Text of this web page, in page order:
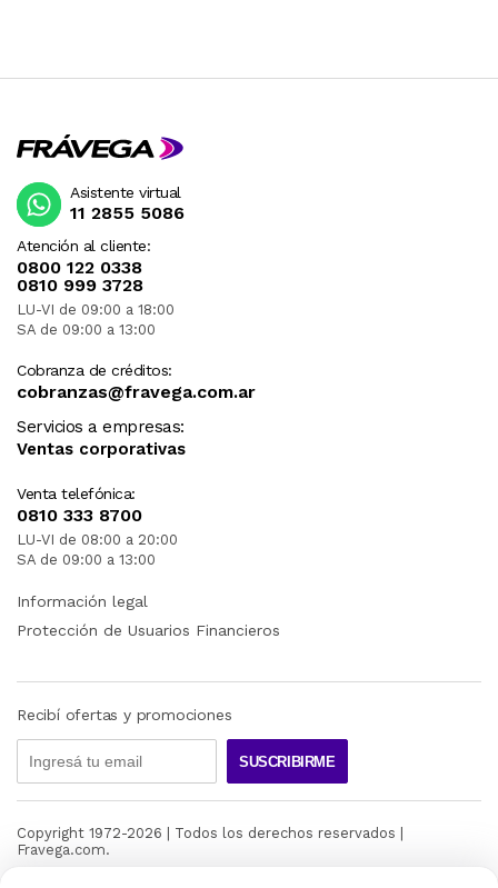
Atención al cliente:
0800 122 0338
0810 999 3728
LU-VI de 09:00 a 18:00
SA de 09:00 a 13:00
Cobranza de créditos:
cobranzas@fravega.com.ar
Servicios a empresas:
Ventas corporativas
Venta telefónica:
0810 333 8700
LU-VI de 08:00 a 20:00
SA de 09:00 a 13:00
Asistente virtual
11 2855 5086
Información legal
Protección de Usuarios Financieros
Recibí ofertas y promociones
SUSCRIBIRME
Copyright 1972-2026 | Todos los derechos reservados |
Fravega.com.